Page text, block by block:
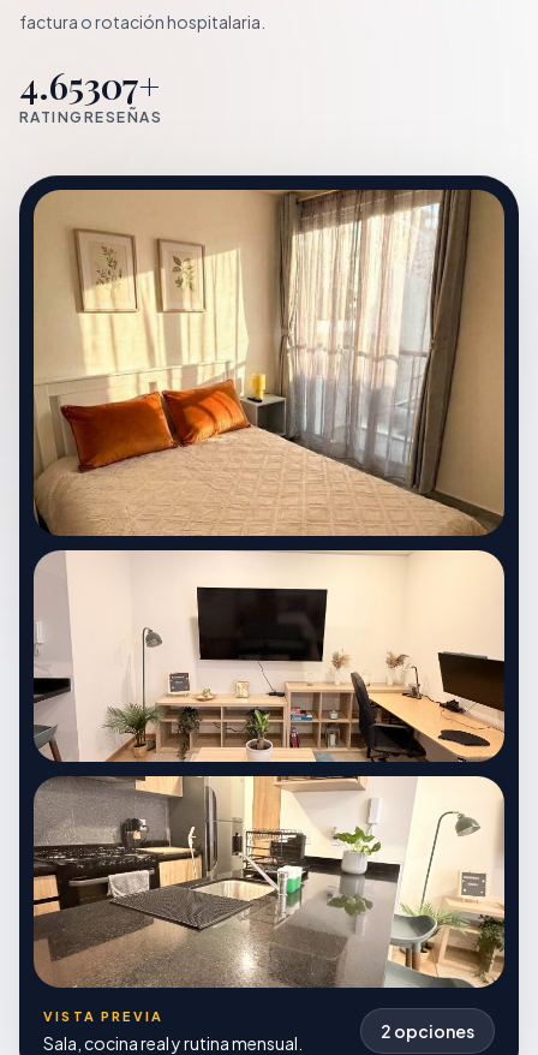
factura o rotación hospitalaria.
4.65
RATING
307+
RESEÑAS
VISTA PREVIA
Sala, cocina real y rutina mensual.
2 opciones